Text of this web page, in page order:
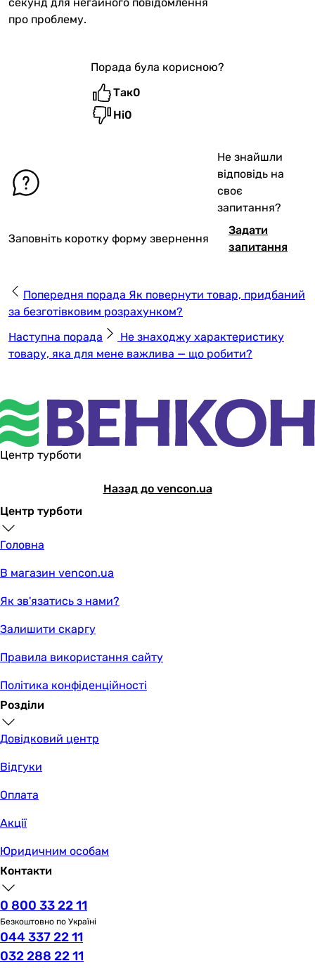
про проблему.
Порада була корисною?
Так0
Ні0
Не знайшли
відповідь на
своє
запитання?
Заповніть коротку форму звернення
Задати
запитання
Попередня порада Як повернути товар, придбаний
за безготівковим розрахунком?
Наступна порада
Не знаходжу характеристику
товару, яка для мене важлива — що робити?
Центр турботи
Назад до vencon.ua
Центр турботи
Головна
В магазин vencon.ua
Як зв'язатись з нами?
Залишити скаргу
Правила використання сайту
Політика конфіденційності
Розділи
Довідковий центр
Відгуки
Оплата
Акції
Юридичним особам
Контакти
0 800 33 22 11
Безкоштовно по Україні
044 337 22 11
032 288 22 11